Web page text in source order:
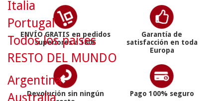
ENVÍO GRATIS en pedidos
superiores a 180€
Garantía de
satisfacción en toda
Europa
Devolución sin ningún
Pago 100% seguro
Italia
Portugal
Todos los países
RESTO DEL MUNDO
Argentina
Australia